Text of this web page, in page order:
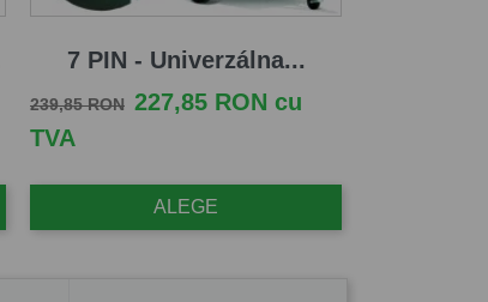
7 PIN - Univerzálna...
Pret de baza
239,85 RON Pret
227,85 RON cu
TVA
ALEGE